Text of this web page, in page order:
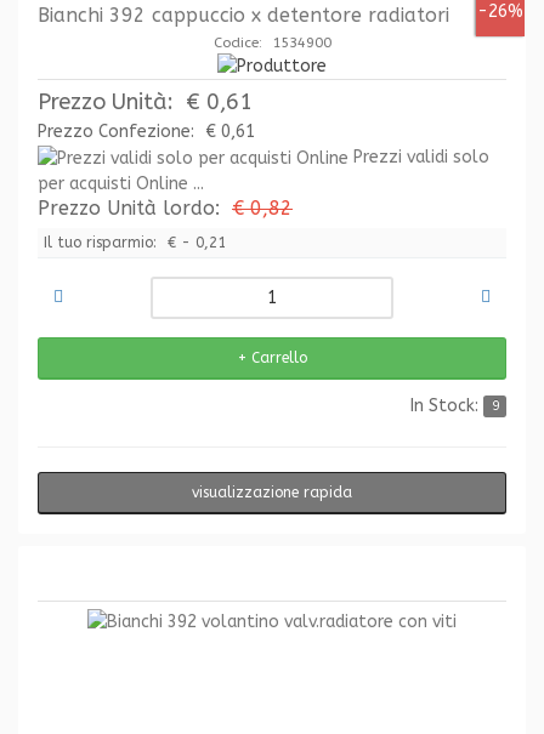
-26%
Bianchi 392 cappuccio x detentore radiatori
Codice: 1534900
Prezzo Unità: € 0,61
Prezzo Confezione:
€ 0,61
Prezzi validi solo
per acquisti Online ...
Prezzo Unità lordo: € 0,82
Il tuo risparmio: € - 0,21
In Stock: 9
visualizzazione rapida